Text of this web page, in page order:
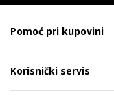
Pomoć pri kupovini
Korisnički servis